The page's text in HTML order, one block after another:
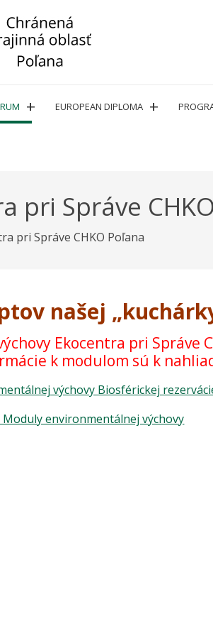
EUROPEAN DIPLOMA
pri Správe
pri Správe CHKO Poľana
našej
Ekocentra pri Správe
k modulom sú k
výchovy Biosférickej
Moduly environmentálnej výchovy